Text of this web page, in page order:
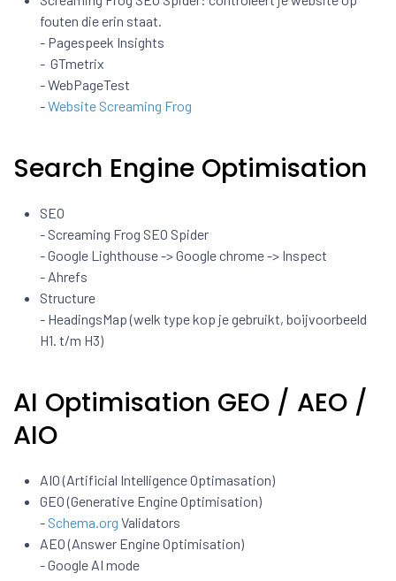
fouten die erin staat.
- Pagespeek Insights
- GTmetrix
- WebPageTest
-Website Screaming Frog
Search Engine Optimisation
SEO
- Screaming Frog SEO Spider
- Google Lighthouse -> Google chrome -> Inspect
- Ahrefs
Structure
- HeadingsMap (welk type kop je gebruikt, boijvoorbeeld
H1. t/m H3)
AI Optimisation GEO / AEO /
AIO
AIO (Artificial Intelligence Optimasation)
GEO (Generative Engine Optimisation)
- Schema.org Validators
AEO (Answer Engine Optimisation)
- Google AI mode